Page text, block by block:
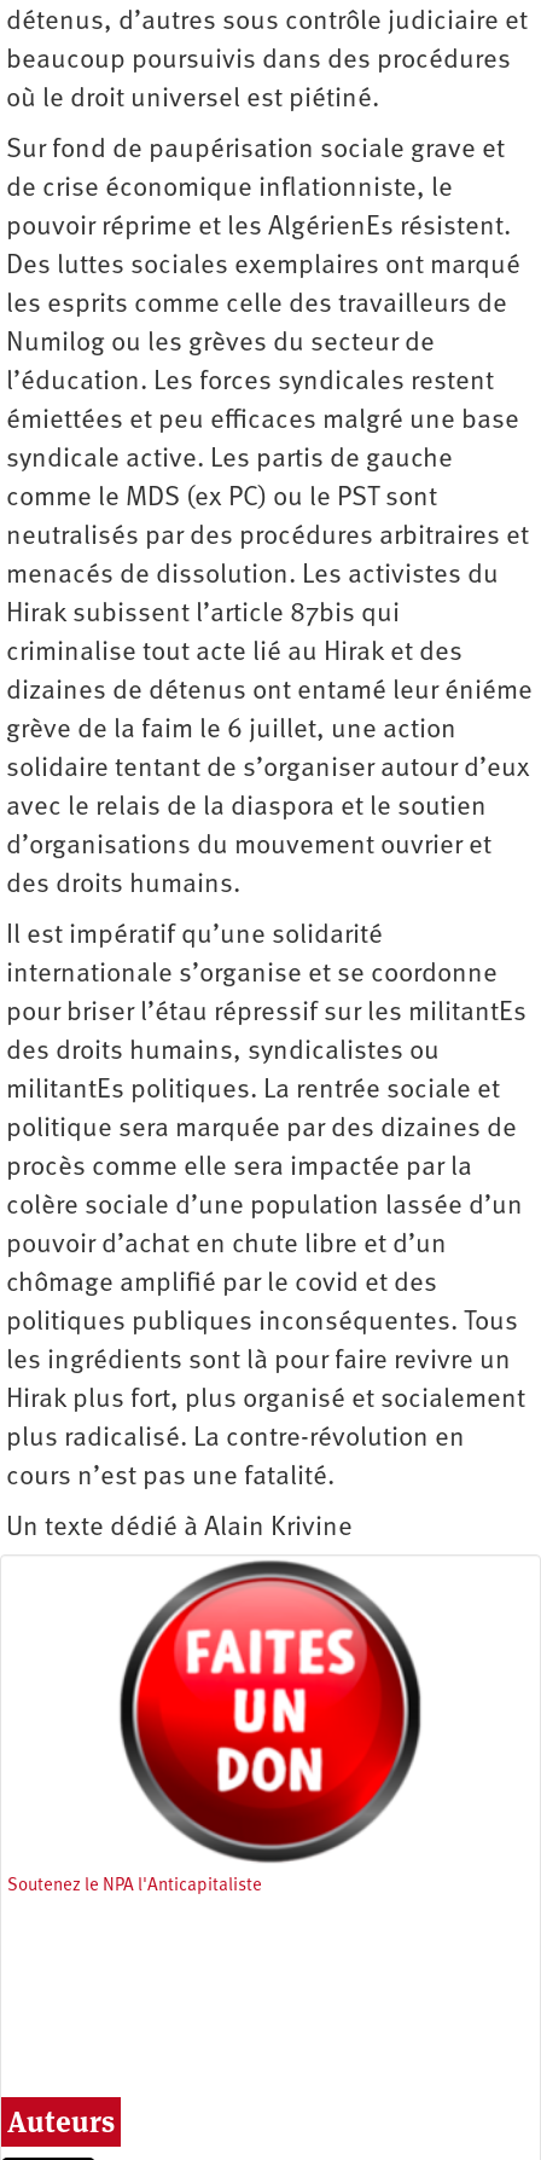
détenus, d’autres sous contrôle judiciaire et
beaucoup poursuivis dans des procédures
où le droit universel est piétiné.
Sur fond de paupérisation sociale grave et
de crise économique inflationniste, le
pouvoir réprime et les AlgérienEs résistent.
Des luttes sociales exemplaires ont marqué
les esprits comme celle des travailleurs de
Numilog ou les grèves du secteur de
l’éducation. Les forces syndicales restent
émiettées et peu efficaces malgré une base
syndicale active. Les partis de gauche
comme le MDS (ex PC) ou le PST sont
neutralisés par des procédures arbitraires et
menacés de dissolution. Les activistes du
Hirak subissent l’article 87bis qui
criminalise tout acte lié au Hirak et des
dizaines de détenus ont entamé leur éniéme
grève de la faim le 6 juillet, une action
solidaire tentant de s’organiser autour d’eux
avec le relais de la diaspora et le soutien
d’organisations du mouvement ouvrier et
des droits humains.
Il est impératif qu’une solidarité
internationale s’organise et se coordonne
pour briser l’étau répressif sur les militantEs
des droits humains, syndicalistes ou
militantEs politiques. La rentrée sociale et
politique sera marquée par des dizaines de
procès comme elle sera impactée par la
colère sociale d’une population lassée d’un
pouvoir d’achat en chute libre et d’un
chômage amplifié par le covid et des
politiques publiques inconséquentes. Tous
les ingrédients sont là pour faire revivre un
Hirak plus fort, plus organisé et socialement
plus radicalisé. La contre-révolution en
cours n’est pas une fatalité.
Un texte dédié à Alain Krivine
Soutenez le NPA l'Anticapitaliste
Auteurs